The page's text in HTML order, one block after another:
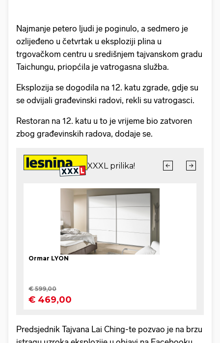
Najmanje petero ljudi je poginulo, a sedmero je
ozlijeđeno u četvrtak u eksploziji plina u
trgovačkom centru u središnjem tajvanskom gradu
Taichungu, priopćila je vatrogasna služba.
Eksplozija se dogodila na 12. katu zgrade, gdje su
se odvijali građevinski radovi, rekli su vatrogasci.
Restoran na 12. katu u to je vrijeme bio zatvoren
zbog građevinskih radova, dodaje se.
Predsjednik Tajvana Lai Ching-te pozvao je na brzu